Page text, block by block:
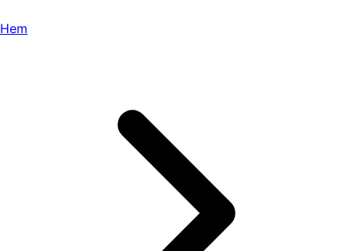
Hem